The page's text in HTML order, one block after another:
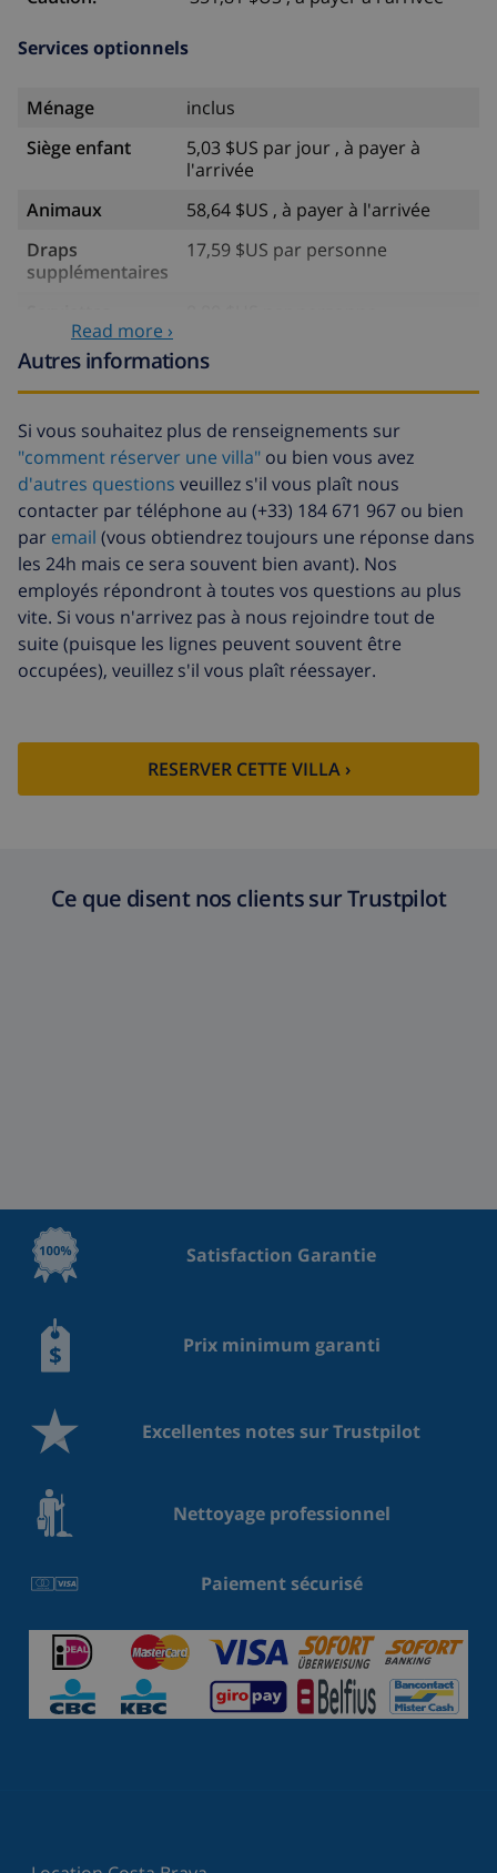
Services optionnels
Ménage
inclus
Siège enfant
5,03 $US par jour , à payer à
l'arrivée
Animaux
58,64 $US , à payer à l'arrivée
Draps
supplémentaires
17,59 $US par personne
supplémentaires
Départ tardif
113,75 $US
supplémentaire
énergétique (52,77 $US/HOUR)
Fonds
d'annulation:
4.80% du montant total
Read more ›
Autres informations
Si vous souhaitez plus de renseignements sur
"comment réserver une villa" ou bien vous avez
d'autres questions veuillez s'il vous plaît nous
contacter par téléphone au (+33) 184 671 967 ou bien
par email (vous obtiendrez toujours une réponse dans
les 24h mais ce sera souvent bien avant). Nos
employés répondront à toutes vos questions au plus
vite. Si vous n'arrivez pas à nous rejoindre tout de
suite (puisque les lignes peuvent souvent être
occupées), veuillez s'il vous plaît réessayer.
RESERVER CETTE VILLA ›
Ce que disent nos clients sur Trustpilot
Satisfaction Garantie
Prix minimum garanti
Excellentes notes sur Trustpilot
Nettoyage professionnel
Paiement sécurisé